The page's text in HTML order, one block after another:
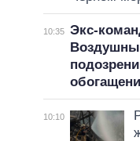
10:35 Экс-
10:10